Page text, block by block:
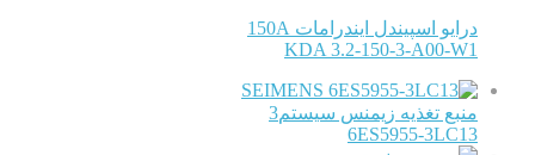
درایو اسپیندل ایندرامات 150A
KDA 3.2-150-3-A00-W1
SEIMENS
منبع تغذیه زیمنس سیستم3
6ES5955-3LC13